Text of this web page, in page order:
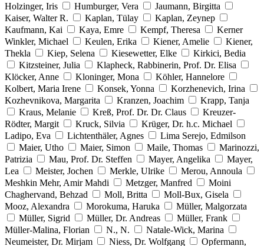
Holzinger, Iris
Humburger, Vera
Jaumann, Birgitta
Kaiser, Walter R.
Kaplan, Tülay
Kaplan, Zeynep
Kaufmann, Kai
Kaya, Emre Kempf, Theresa
Kerner
Winkler, Michael
Keulen, Erika Kiener, Amelie
Kiener,
Thekla
Kiep, Selena Kiesewetter, Elke
Kirkici, Bedia
Kitzsteiner, Julia
Klapheck, Rabbinerin, Prof. Dr. Elisa
Klöcker, Anne
Kloninger, Mona
Köhler, Hannelore
Kolbert, Maria Irene
Konsek, Yonna
Korzhenevich, Irina
Kozhevnikova, Margarita
Kranzen, Joachim
Krapp, Tanja
Kraus, Melanie
Kreß, Prof. Dr. Dr. Claus
Kreuzer-
Rödter, Margit
Kruck, Silvia
Krüger, Dr. h.c. Michael
Ladipo, Eva
Lichtenthäler, Agnes
Lima Serejo, Edmilson
Maier, Utho
Maier, Simon Maile, Thomas
Marinozzi,
Patrizia
Mau, Prof. Dr. Steffen Mayer, Angelika
Mayer,
Lea
Meister, Jochen Merkle, Ulrike
Merou, Annoula
Meshkin Mehr, Amir Mahdi
Metzger, Manfred
Moini
Chaghervand, Behzad
Moll, Britta
Moll-Bux, Gisela
Mooz, Alexandra
Morokuma, Haruka
Müller, Malgorzata
Müller, Sigrid
Müller, Dr. Andreas
Müller, Frank
Müller-Malina, Florian
N., N.
Natale-Wick, Marina
Neumeister, Dr. Mirjam
Niess, Dr. Wolfgang Opfermann,